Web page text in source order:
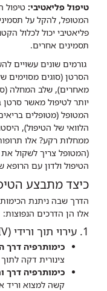
טיפול פליאטיבי: טיפול
המטופל, להקל על
פליאטיבי יכול לכלול
תסמינים אחרים.
גורמים שונים עשויים
הסרטן (סוגים מסוימים
מאחרים), שלב המחלה
יותר לטיפול מאשר
המטופל (מטופלים
הלוואי של הטיפול),
ממחלות רקע? אלו
(המטופל צריך לשקול את
הטיפול ולדון עם הרופא
כיצד מתבצע
הדרך שבה ניתנת
אלו הן הדרכים הנפוצות:
1. עירוי תוך ורידי (IV) שניתן לבצעו באמצעות:
כימותרפיה דרך
צינורית דקה לתוך
כימותרפיה דרך
קשה למצוא וריד